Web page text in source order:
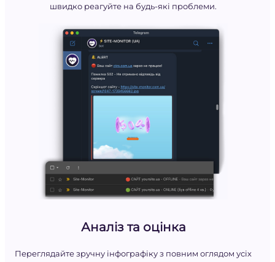
швидко реагуйте на будь-які проблеми.
Аналіз та оцінка
Переглядайте зручну інфографіку з повним оглядом усіх